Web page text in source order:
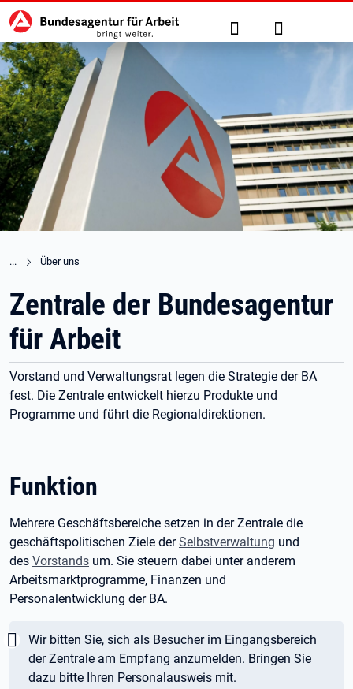
zu den Hauptinhalten springen
Hauptnavigation Suche Anmelden
Über uns
Zentrale der Bundesagentur
für Arbeit
Vorstand und Verwaltungsrat legen die Strategie der BA
fest. Die Zentrale entwickelt hierzu Produkte und
Programme und führt die Regionaldirektionen.
Funktion
Mehrere Geschäftsbereiche setzen in der Zentrale die
geschäftspolitischen Ziele derSelbstverwaltung und
des Vorstands um. Sie steuern dabei unter anderem
Arbeitsmarktprogramme, Finanzen und
Personalentwicklung der BA.
Wichtig:
Wir bitten Sie, sich als Besucher im Eingangsbereich
der Zentrale am Empfang anzumelden. Bringen Sie
dazu bitte Ihren Personalausweis mit.